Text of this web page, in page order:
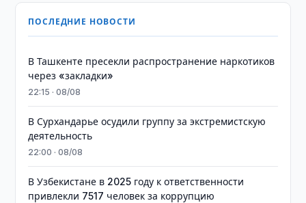
ПОСЛЕДНИЕ НОВОСТИ
В Ташкенте пресекли распространение наркотиков
через «закладки»
22:15 · 08/08
В Сурхандарье осудили группу за экстремистскую
деятельность
22:00 · 08/08
В Узбекистане в 2025 году к ответственности
привлекли 7517 человек за коррупцию